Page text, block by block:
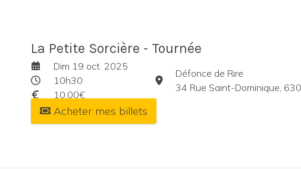
La Petite Sorcière - Tournée
Dim 19 oct. 2025
10h30
10,00€
Défonce de Rire
34 Rue Saint-Dominique, 63000
Acheter mes billets